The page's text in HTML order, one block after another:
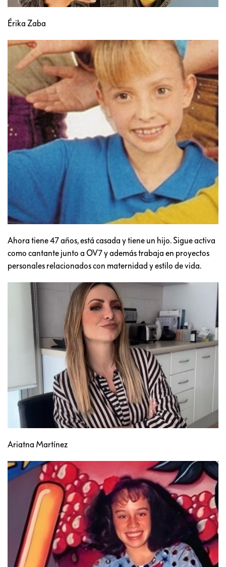
Érika Zaba
Ahora tiene 47 años, está casada y tiene un hijo. Sigue activa
como cantante junto a OV7 y además trabaja en proyectos
personales relacionados con maternidad y estilo de vida.
Ariatna Martínez